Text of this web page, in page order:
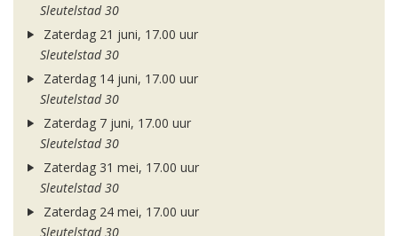
Sleutelstad 30
Zaterdag 21 juni, 17.00 uur
Sleutelstad 30
Zaterdag 14 juni, 17.00 uur
Sleutelstad 30
Zaterdag 7 juni, 17.00 uur
Sleutelstad 30
Zaterdag 31 mei, 17.00 uur
Sleutelstad 30
Zaterdag 24 mei, 17.00 uur
Sleutelstad 30